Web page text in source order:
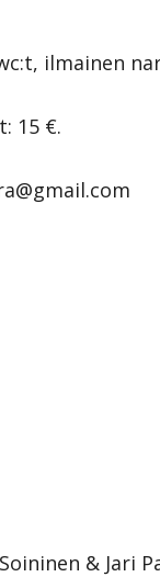
ilmainen
15 €.
& Jari